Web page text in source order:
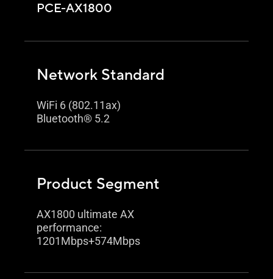
PCE-AX1800
Network Standard
WiFi 6 (802.11ax)
Bluetooth® 5.2
Product Segment
AX1800 ultimate AX
performance:
1201Mbps+574Mbps